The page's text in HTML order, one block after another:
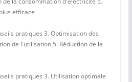
efficace
pratiques 3. Optimisation des
de l'utilisation 5. Réduction de la
pratiques 3. Utilisation optimale